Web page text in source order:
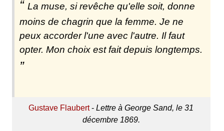
La muse, si revêche qu'elle soit, donne
moins de chagrin que la femme. Je ne
peux accorder l'une avec l'autre. Il faut
opter. Mon choix est fait depuis longtemps.
Gustave Flaubert-Lettre à George Sand, le 31
décembre 1869.